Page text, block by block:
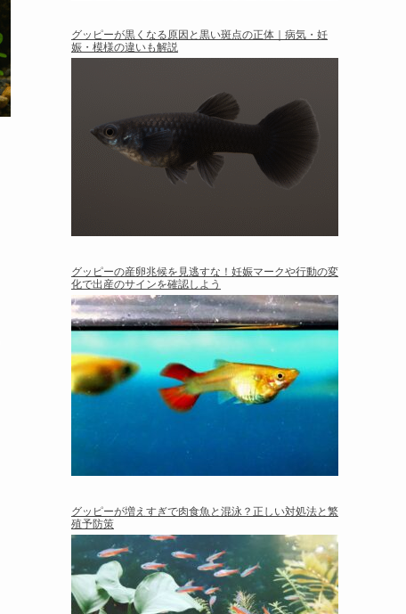
グッピーが黒くなる原因と黒い斑点の正体｜病気・妊
娠・模様の違いも解説
グッピーの産卵兆候を見逃すな！妊娠マークや行動の変
化で出産のサインを確認しよう
グッピーが増えすぎで肉食魚と混泳？正しい対処法と繁
殖予防策